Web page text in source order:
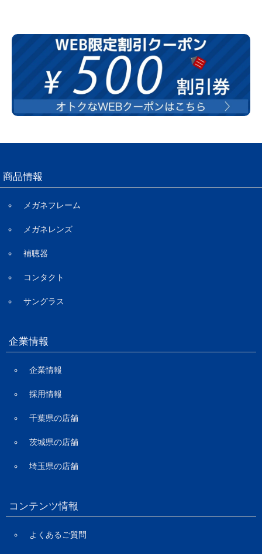
商品情報
メガネフレーム
メガネレンズ
補聴器
コンタクト
サングラス
企業情報
企業情報
採用情報
千葉県の店舗
茨城県の店舗
埼玉県の店舗
コンテンツ情報
よくあるご質問